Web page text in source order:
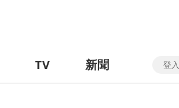
TV 新聞 登入